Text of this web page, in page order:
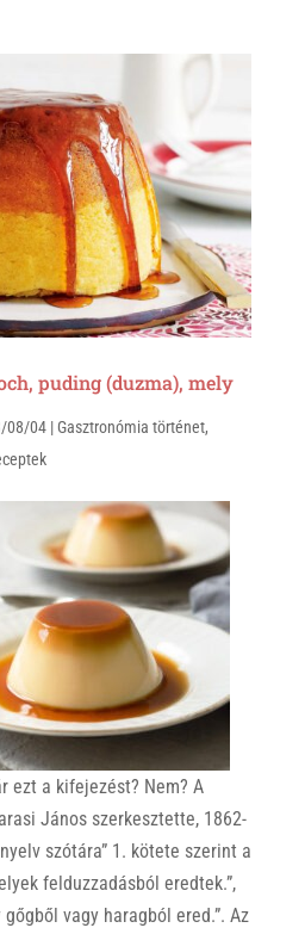
puding (duzma), mely
08/04|Gasztronómia történet,
ezt a kifejezést? Nem? A
János szerkesztette, 1862-
szótára” 1. kötete szerint a
felduzzadásból eredtek.”,
vagy haragból ered.”. Az